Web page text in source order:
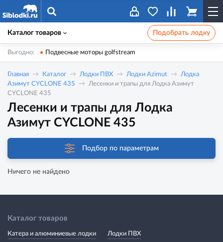
Каталог товаров Подобрать лодку
Выгодно: Подвесные моторы golfstream
Главная Каталог Лодки ПВХ Лодки Azimut
Лодка
Азимут CYCLONE 435
Лесенки и трапы для Лодка Азимут
CYCLONE 435
Лесенки и трапы для Лодка
Азимут CYCLONE 435
Подбор по параметрам
Ничего не найдено
Каталог товаров
Катера и алюминиевые лодки Лодки ПВХ